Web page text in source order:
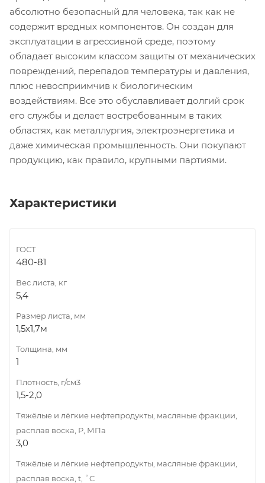
абсолютно безопасный для человека, так как не
содержит вредных компонентов. Он создан для
эксплуатации в агрессивной среде, поэтому
обладает высоким классом защиты от механических
повреждений, перепадов температуры и давления,
плюс невосприимчив к биологическим
воздействиям. Все это обуславливает долгий срок
его службы и делает востребованным в таких
областях, как металлургия, электроэнергетика и
даже химическая промышленность. Они покупают
продукцию, как правило, крупными партиями.
Характеристики
ГОСТ
480-81
Вес листа, кг
5,4
Размер листа, мм
1,5х1,7м
Толщина, мм
1
Плотность, г/см3
1,5-2,0
Тяжёлые и лёгкие нефтепродукты, масляные фракции,
расплав воска, Р, МПа
3,0
Тяжёлые и лёгкие нефтепродукты, масляные фракции,
расплав воска, t, ˚C